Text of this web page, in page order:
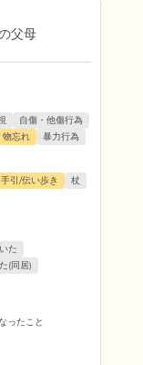
父母
自傷・他傷行為
物忘れ
暴力行為
手引/伝い歩き
杖
た
(同居)
ったこと